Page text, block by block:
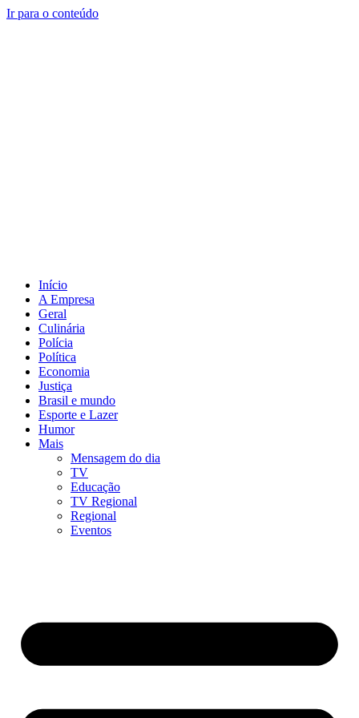
Ir para o conteúdo
Início
A Empresa
Geral
Culinária
Polícia
Política
Economia
Justiça
Brasil e mundo
Esporte e Lazer
Humor
Mais
Mensagem do dia
TV
Educação
TV Regional
Regional
Eventos